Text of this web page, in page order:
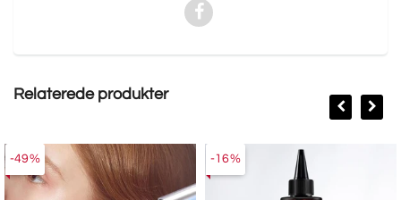
Relaterede produkter
-49% -16%